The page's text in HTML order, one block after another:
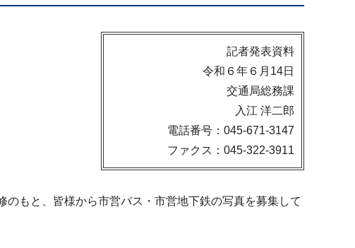
記者発表資料
令和６年６月14日
交通局総務課
入江 洋二郎
電話番号：045-671-3147
ファクス：045-322-3911
もと、皆様から市営バス・市営地下鉄の写真を募集して